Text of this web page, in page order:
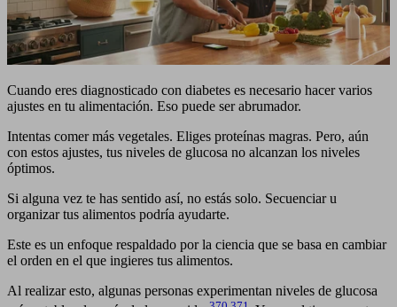
Cuando eres diagnosticado con diabetes es necesario hacer varios
ajustes en tu alimentación. Eso puede ser abrumador.
Intentas comer más vegetales. Eliges proteínas magras. Pero, aún
con estos ajustes, tus niveles de glucosa no alcanzan los niveles
óptimos.
Si alguna vez te has sentido así, no estás solo. Secuenciar u
organizar tus alimentos podría ayudarte.
Este es un enfoque respaldado por la ciencia que se basa en cambiar
el orden en el que ingieres tus alimentos.
Al realizar esto, algunas personas experimentan niveles de glucosa